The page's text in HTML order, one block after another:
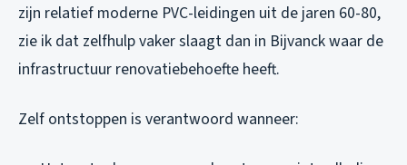
zijn relatief moderne PVC-leidingen uit de jaren 60-80,
zie ik dat zelfhulp vaker slaagt dan in Bijvanck waar de
infrastructuur renovatiebehoefte heeft.
Zelf ontstoppen is verantwoord wanneer: